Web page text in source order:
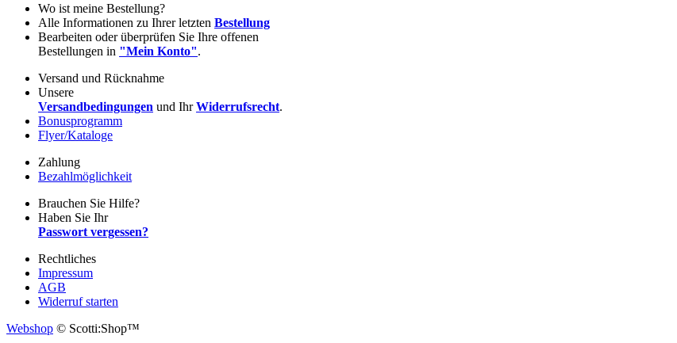
Wo ist meine Bestellung?
Alle Informationen zu Ihrer letzten Bestellung
Bearbeiten oder überprüfen Sie Ihre offenen
Bestellungen in "Mein Konto".
Versand und Rücknahme
Unsere
Versandbedingungen und IhrWiderrufsrecht.
Bonusprogramm
Flyer/Kataloge
Zahlung
Bezahlmöglichkeit
Brauchen Sie Hilfe?
Haben Sie Ihr
Passwort vergessen?
Rechtliches
Impressum
AGB
Widerruf starten
Webshop © Scotti:Shop™